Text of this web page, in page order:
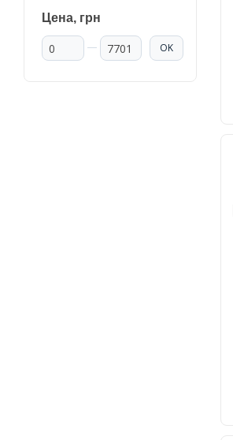
Цена, грн
От Цена, грн
До Цена, грн OK